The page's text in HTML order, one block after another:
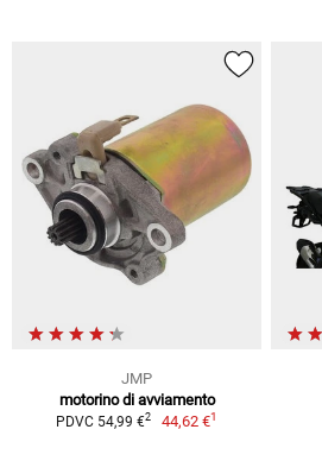
JMP
motorino di avviamento
PDVC 54,99 €2 44,62 €1